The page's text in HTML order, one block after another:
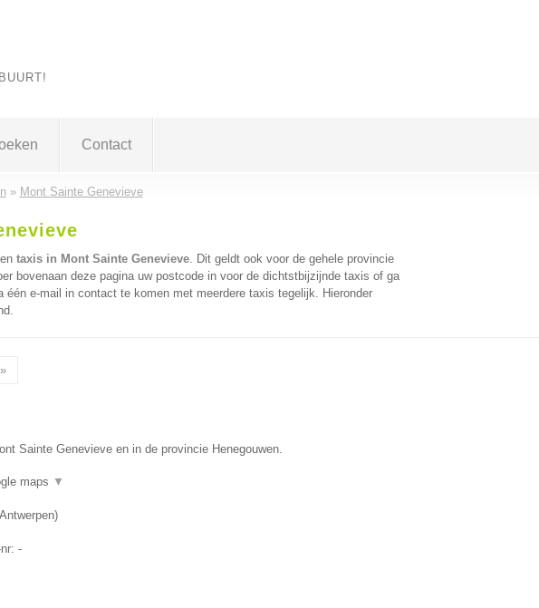
Contact
» Mont Sainte Genevieve
taxis in Mont Sainte Genevieve. Dit geldt ook voor de gehele provincie
bovenaan deze pagina uw postcode in voor de dichtstbijzijnde taxis of ga
één e-mail in contact te komen met meerdere taxis tegelijk. Hieronder
Sainte Genevieve en in de provincie Henegouwen.
maps ▼
)
-